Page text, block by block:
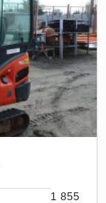
1 855